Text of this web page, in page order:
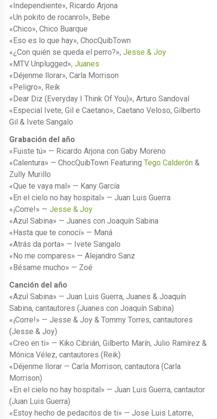
«Independiente», Ricardo Arjona
«Un pokito de rocanrol», Bebe
«Chico», Chico Buarque
«Eso es lo que hay», ChocQuibTown
«¿Con quién se queda el perro?»,Jesse & Joy
«MTV Unplugged»,Juanes
«Déjenme llorar», Carla Morrison
«Peligro», Reik
«Dear Diz (Everyday I Think Of You)», Arturo Sandoval
«Especial Ivete, Gil e Caetano», Caetano Veloso, Gilberto
Gil & Ivete Sangalo
Grabación del año
«Fuiste tú» — Ricardo Arjona con Gaby Moreno
«Calentura» — ChocQuibTown FeaturingTego Calderón &
Zully Murillo
«Que te vaya mal» — Kany García
«En el cielo no hay hospital» — Juan Luis Guerra
«¡Corre!» —Jesse & Joy
«Azul Sabina» — Juanes con Joaquín Sabina
«Hasta que te conocí» — Maná
«Atrás da porta» — Ivete Sangalo
«No me compares» — Alejandro Sanz
«Bésame mucho» — Zoé
Canción del año
«Azul Sabina» — Juan Luis Guerra, Juanes & Joaquín
Sabina, cantautores (Juanes con Joaquín Sabina)
«¡Corre!» — Jesse & Joy & Tommy Torres, cantautores
(Jesse & Joy)
«Creo en ti» — Kiko Cibrián, Gilberto Marín, Julio Ramírez &
Mónica Vélez, cantautores (Reik)
«Déjenme llorar — Carla Morrison, cantautora (Carla
Morrison)
«En el cielo no hay hospital» — Juan Luis Guerra, cantautor
(Juan Luis Guerra)
«Estoy hecho de pedacitos de ti» — Jose Luis Latorre,